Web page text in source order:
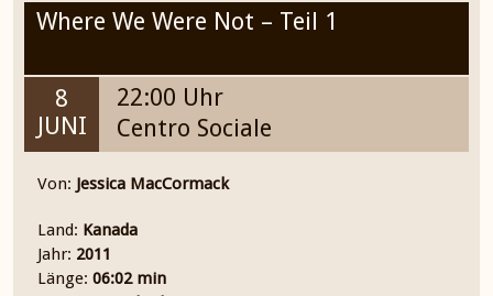
Where We Were Not – Teil 1
8
JUNI
22:00 Uhr
Centro Sociale
Von: Jessica MacCormack
Land: Kanada
Jahr: 2011
Länge:06:02 min